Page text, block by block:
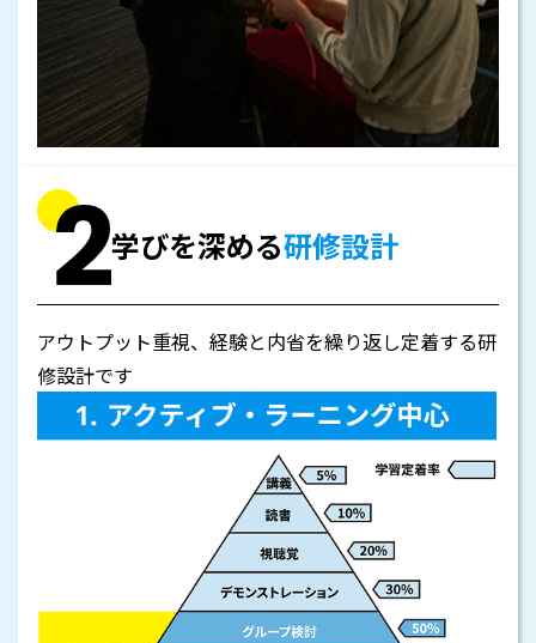
学びを深める研修設計
アウトプット重視、経験と内省を繰り返し定着する研
修設計です